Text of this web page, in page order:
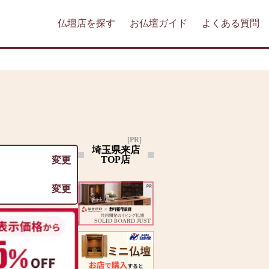
仏壇店を探す お仏壇ガイド よくある質問
変更
変更
埼玉県来店
TOP店
[PR]